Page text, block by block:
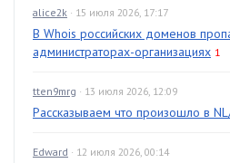
alice2k · 15 июля 2026, 17:17
В Whois российских доменов
администраторах-организациях 1
tten9mrg · 13 июля 2026, 12:09
Рассказываем что произошло в
Edward · 12 июля 2026, 00:14